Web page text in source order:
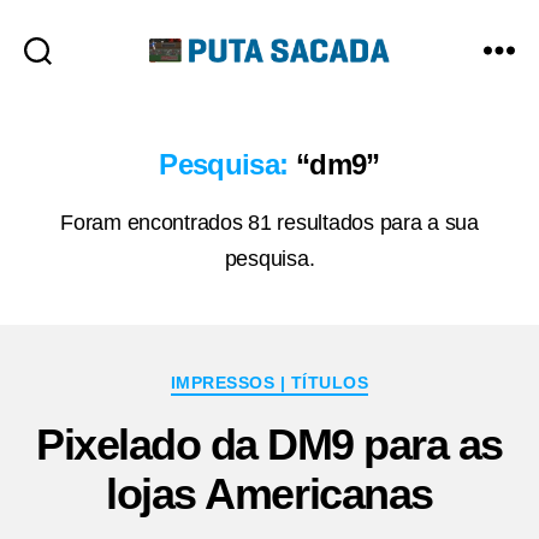
Pesquisa: “dm9”
Foram encontrados 81 resultados para a sua
pesquisa.
Categorias
IMPRESSOS | TÍTULOS
Pixelado da DM9 para as
lojas Americanas